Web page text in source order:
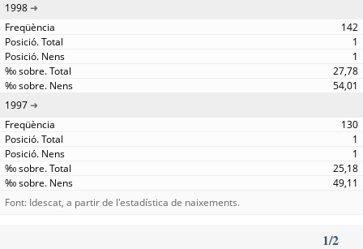
1998
142
1
1
27,78
54,01
1997
130
1
1
25,18
49,11
Font: Idescat, a partir de l'estadística de naixements.